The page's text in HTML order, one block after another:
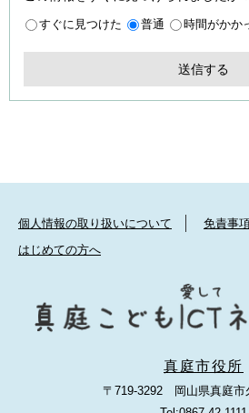
すぐに見つけた 普通 時間がかか
個人情報の取り扱いについて 免責事
はじめての方へ
真庭市役所
〒719-3292 岡山県真庭市